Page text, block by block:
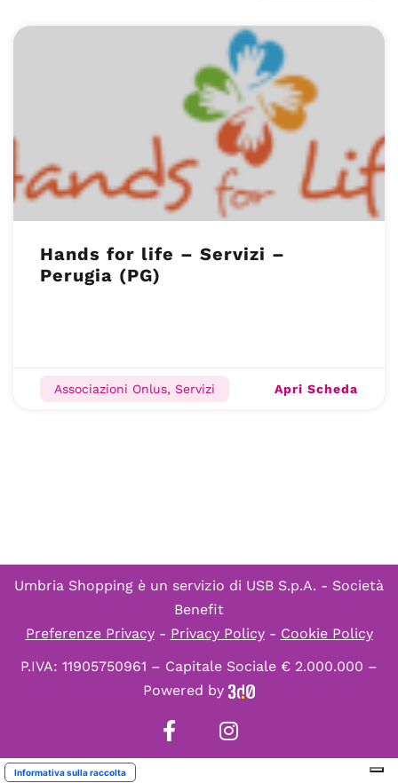
Hands for life – Servizi –
Perugia (PG)
Associazioni Onlus, Servizi Apri Scheda
Umbria Shopping è un servizio di USB S.p.A. - Società
Benefit
Preferenze Privacy- Privacy Policy- Cookie Policy
P.IVA: 11905750961 – Capitale Sociale € 2.000.000 –
Powered by
Informativa sulla raccolta